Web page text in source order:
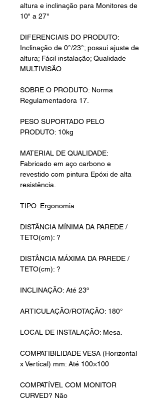
altura e inclinação para Monitores de
10" a 27"
DIFERENCIAIS DO PRODUTO:
Inclinação de 0°/23°; possui ajuste de
altura; Fácil instalação; Qualidade
MULTIVISÃO.
SOBRE O PRODUTO: Norma
Regulamentadora 17.
PESO SUPORTADO PELO
PRODUTO: 10kg
MATERIAL DE QUALIDADE:
Fabricado em aço carbono e
revestido com pintura Epóxi de alta
resistência.
TIPO: Ergonomia
DISTÂNCIA MÍNIMA DA PAREDE /
TETO(cm): ?
DISTÂNCIA MÁXIMA DA PAREDE /
TETO(cm): ?
INCLINAÇÃO: Até 23º
ARTICULAÇÃO/ROTAÇÃO: 180°
LOCAL DE INSTALAÇÃO: Mesa.
COMPATIBILIDADE VESA (Horizontal
x Vertical) mm: Até 100×100
COMPATÍVEL COM MONITOR
CURVED? Não